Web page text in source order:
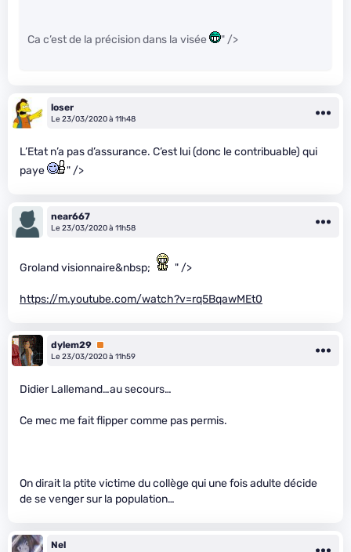
Ca c’est de la précision dans la visée " />
loser
Le 23/03/2020 à 11h48
L’Etat n’a pas d’assurance. C’est lui (donc le contribuable) qui
paye
" />
near667
Le 23/03/2020 à 11h58
Groland visionnaire&nbsp; " />
https://m.youtube.com/watch?v=rq5BqawMEt0
dylem29 Premium
Le 23/03/2020 à 11h59
Didier Lallemand…au secours…
Ce mec me fait flipper comme pas permis.
On dirait la ptite victime du collège qui une fois adulte décide
de se venger sur la population…
Nel